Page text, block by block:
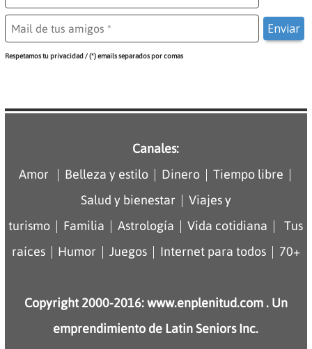
Respetamos tu privacidad / (*) emails separados por comas
Canales:
Amor
| Belleza y estilo| Dinero| Tiempo libre |
Salud y bienestar | Viajes y
turismo | Familia |Astrología |Vida cotidiana |Tus
raíces| Humor | Juegos| Internet para todos| 70+
Copyright 2000-2016: www.enplenitud.com . Un
emprendimiento de Latin Seniors Inc.